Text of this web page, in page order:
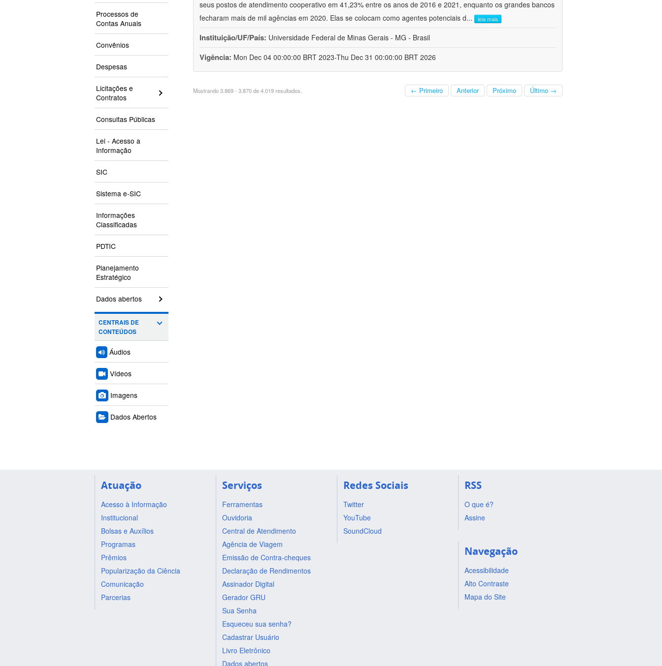
Processos de
Contas Anuais
Convênios
Despesas
Licitações e
Contratos
Consultas Públicas
Lei - Acesso a
Informação
SIC
Sistema e-SIC
Informações
Classificadas
PDTIC
Planejamento
Estratégico
Dados abertos
CENTRAIS DE
CONTEÚDOS
Áudios
Vídeos
Imagens
Dados Abertos
seus postos de atendimento cooperativo em 41,23% entre os anos de 2016 e 2021, enquanto os grandes bancos
fecharam mais de mil agências em 2020. Elas se colocam como agentes potenciais d... leia mais
Instituição/UF/País: Universidade Federal de Minas Gerais - MG - Brasil
Vigência: Mon Dec 04 00:00:00 BRT 2023-Thu Dec 31 00:00:00 BRT 2026
Mostrando 3.869 - 3.870 de 4.019 resultados. ← Primeiro Anterior Próximo Último →
Atuação
Acesso à Informação
Institucional
Bolsas e Auxílios
Programas
Prêmios
Popularização da Ciência
Comunicação
Parcerias
Serviços
Ferramentas
Ouvidoria
Central de Atendimento
Agência de Viagem
Emissão de Contra-cheques
Declaração de Rendimentos
Assinador Digital
Gerador GRU
Sua Senha
Esqueceu sua senha?
Cadastrar Usuário
Livro Eletrônico
Dados abertos
Redes Sociais
Twitter
YouTube
SoundCloud
RSS
O que é?
Assine
Navegação
Acessibilidade
Alto Contraste
Mapa do Site